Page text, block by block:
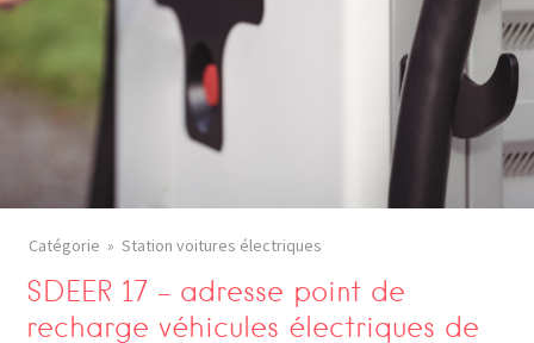
Catégorie Station voitures électriques
SDEER 17 – adresse point de
recharge véhicules électriques de